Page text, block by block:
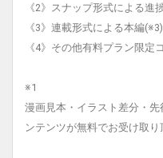
《2》スナップ形式による進
《3》連載形式による本編(※3)
《4》その他有料プラン限定
※1
漫画見本・イラスト差分・
ンテンツが無料でお受け取り